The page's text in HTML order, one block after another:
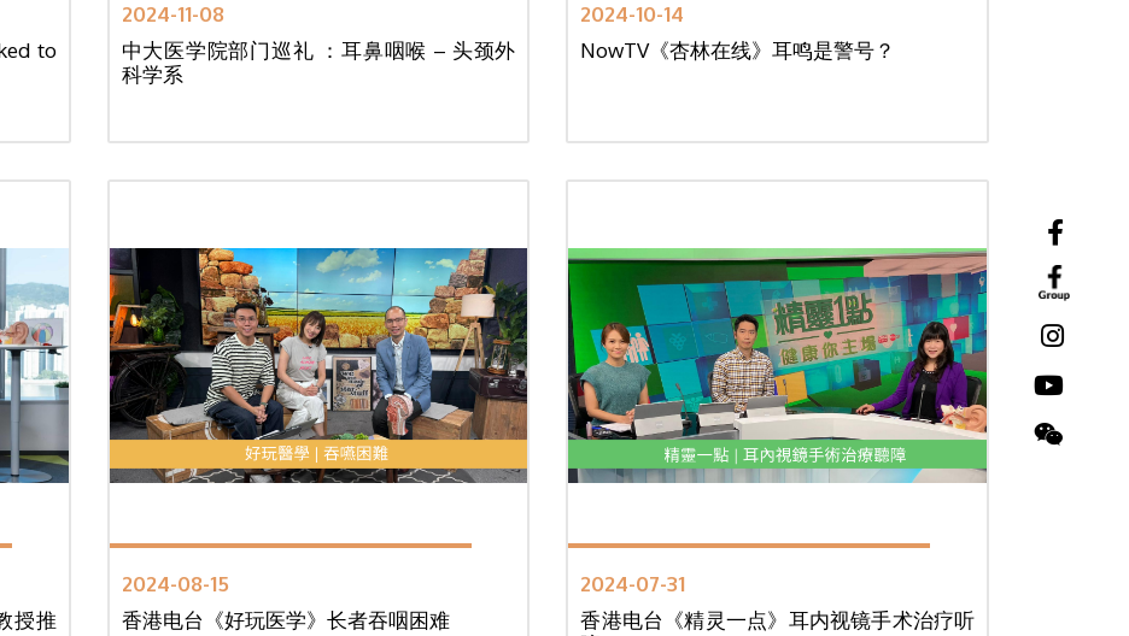
to
2024-11-08
中大医学院部门巡礼 ：耳鼻咽喉 – 头颈外
科学系
2024-10-14
NowTV《杏林在线》耳鸣是警号？
授推
2024-08-15
香港电台《好玩医学》长者吞咽困难
2024-07-31
香港电台《精灵一点》耳内视镜手术治疗听